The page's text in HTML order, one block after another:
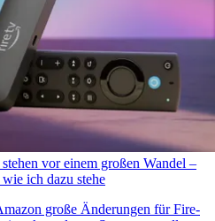
vor einem großen Wandel –
ich dazu stehe
große Änderungen für Fire-